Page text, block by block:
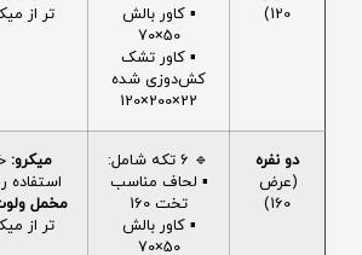
120)
▪️ کاور بالش
50×70
▪️ کاور تشک
کش‌دوزی شده
22×200×120
تر از
دو نفره
(عرض
160)
🔹 6 تکه شامل:
▪️ لحاف مناسب
تخت 160
▪️ کاور بالش
50×70
میکرو:
استفاده
مخمل
تر از